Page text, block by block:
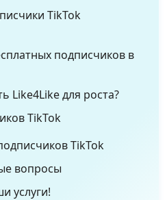
TikTok
подписчиков в
Like4Like для роста?
TikTok
TikTok
вопросы
услуги!